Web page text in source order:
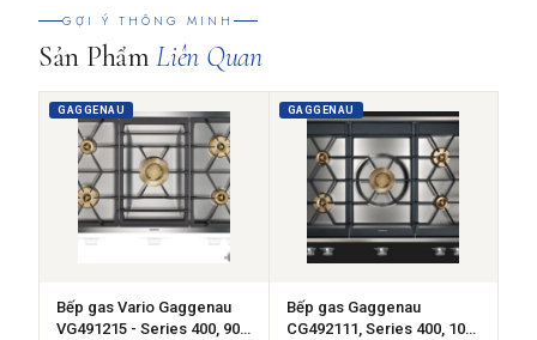
GỢI Ý THÔNG MINH
Sản PhẩmLiên Quan
GAGGENAU
Bếp gas Vario Gaggenau
VG491215 - Series 400, 90
GAGGENAU
Bếp gas Gaggenau
CG492111, Series 400, 100